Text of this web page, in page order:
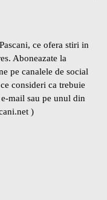
ce ofera stiri in
Aboneazate la
pe canalele de social
consideri ca trebuie
mail sau pe unul din
)